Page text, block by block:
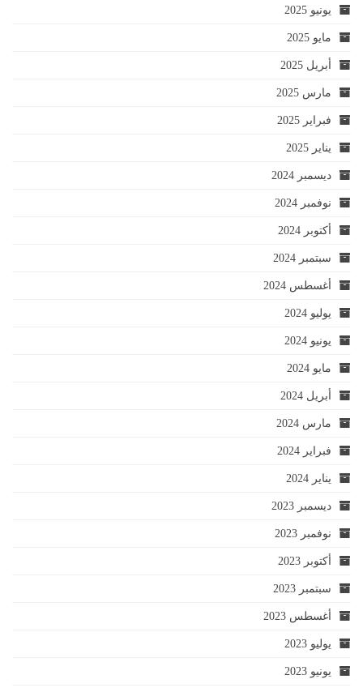
يونيو 2025
مايو 2025
أبريل 2025
مارس 2025
فبراير 2025
يناير 2025
ديسمبر 2024
نوفمبر 2024
أكتوبر 2024
سبتمبر 2024
أغسطس 2024
يوليو 2024
يونيو 2024
مايو 2024
أبريل 2024
مارس 2024
فبراير 2024
يناير 2024
ديسمبر 2023
نوفمبر 2023
أكتوبر 2023
سبتمبر 2023
أغسطس 2023
يوليو 2023
يونيو 2023